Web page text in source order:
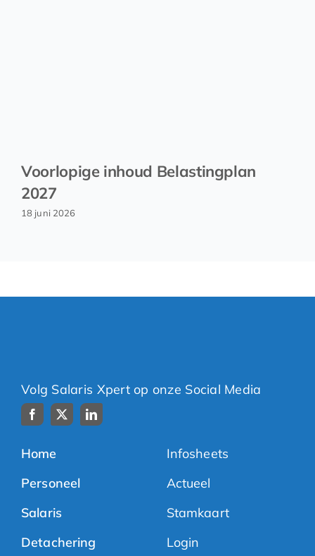
Voorlopige inhoud Belastingplan
2027
18 juni 2026
Volg Salaris Xpert op onze Social Media
Home
Personeel
Salaris
Detachering
Infosheets
Actueel
Stamkaart
Login